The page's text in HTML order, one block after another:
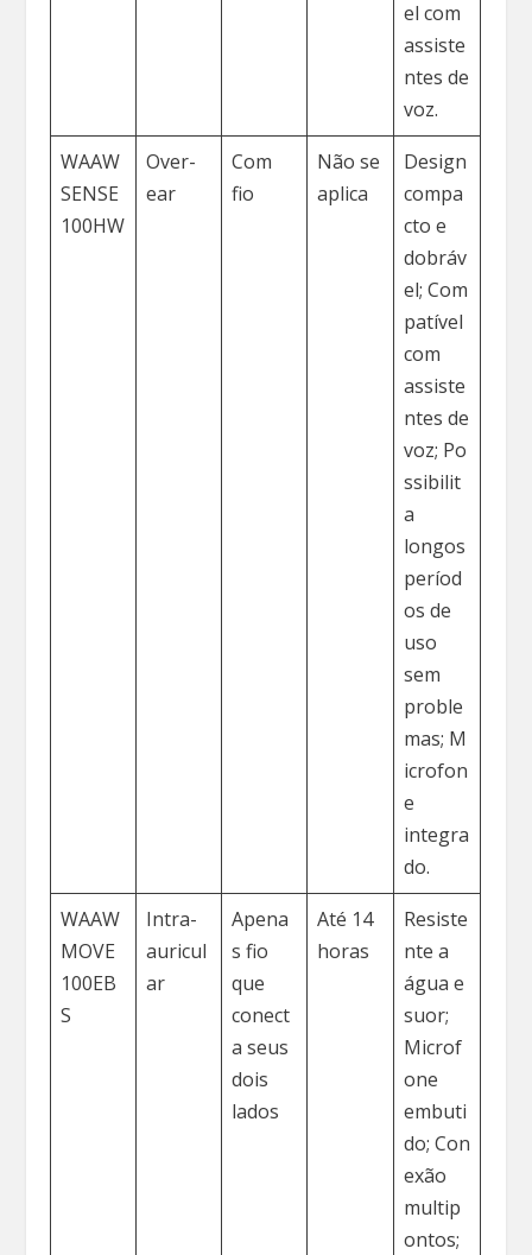
el com
assiste
ntes de
voz.
WAAW
SENSE
100HW
Over-
ear
Com
fio
Não se
aplica
Design
compa
cto e
dobráv
el; Com
patível
com
assiste
ntes de
voz; Po
ssibilit
a
longos
períod
os de
uso
sem
proble
mas; M
icrofon
e
integra
do.
WAAW
MOVE
100EB
S
Intra-
auricul
ar
Apena
s fio
que
conect
a seus
dois
lados
Até 14
horas
Resiste
nte a
água e
suor;
Microf
one
embuti
do; Con
exão
multip
ontos;